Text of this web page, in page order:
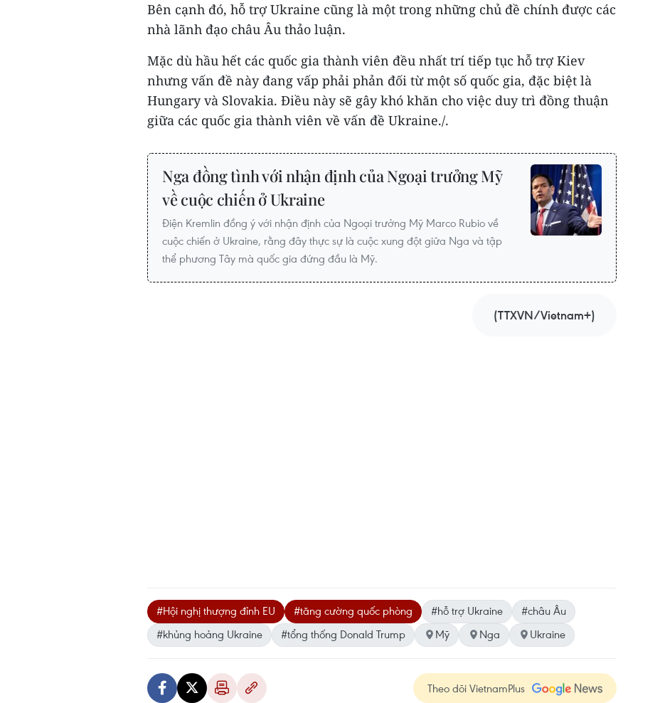
Bên cạnh đó, hỗ trợ Ukraine cũng là một trong những chủ đề chính được các
nhà lãnh đạo châu Âu thảo luận.
Mặc dù hầu hết các quốc gia thành viên đều nhất trí tiếp tục hỗ trợ Kiev
nhưng vấn đề này đang vấp phải phản đối từ một số quốc gia, đặc biệt là
Hungary và Slovakia. Điều này sẽ gây khó khăn cho việc duy trì đồng thuận
giữa các quốc gia thành viên về vấn đề Ukraine./.
Nga đồng tình với nhận định của Ngoại trưởng Mỹ
về cuộc chiến ở Ukraine
Điện Kremlin đồng ý với nhận định của Ngoại trưởng Mỹ Marco Rubio về
cuộc chiến ở Ukraine, rằng đây thực sự là cuộc xung đột giữa Nga và tập
thể phương Tây mà quốc gia đứng đầu là Mỹ.
(TTXVN/Vietnam+)
#Hội nghị thượng đỉnh EU #tăng cường quốc phòng #hỗ trợ Ukraine
#châu Âu
#khủng hoảng Ukraine
#tổng thống Donald Trump Mỹ Nga Ukraine
Theo dõi VietnamPlus